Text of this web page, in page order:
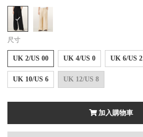
尺寸
UK 2/US 00 UK 4/US 0 UK 6/US 2
UK 10/US 6 UK 12/US 8
加入購物車